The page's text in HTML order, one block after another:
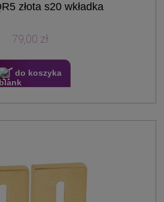
złota s20 wkładka
79,00 zł
do koszyka